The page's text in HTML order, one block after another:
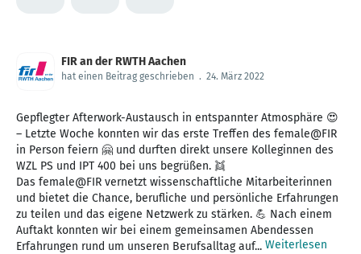
FIR an der RWTH Aachen
hat einen Beitrag geschrieben . 24. März 2022
Gepflegter Afterwork-Austausch in entspannter Atmosphäre 😍
– Letzte Woche konnten wir das erste Treffen des female@FIR
in Person feiern 🤗 und durften direkt unsere Kolleginnen des
WZL PS und IPT 400 bei uns begrüßen. 👯
Das female@FIR vernetzt wissenschaftliche Mitarbeiterinnen
und bietet die Chance, berufliche und persönliche Erfahrungen
zu teilen und das eigene Netzwerk zu stärken. 💪 Nach einem
Auftakt konnten wir bei einem gemeinsamen Abendessen
Erfahrungen rund um unseren Berufsalltag auf... Weiterlesen